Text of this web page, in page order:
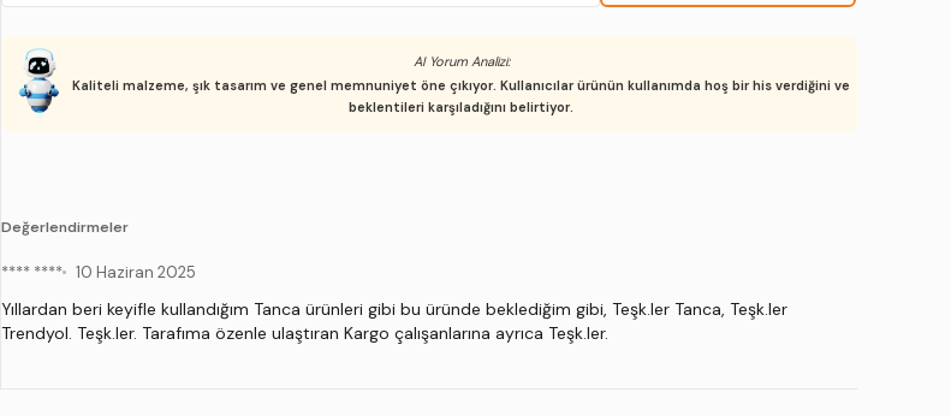
AI Yorum Analizi:
Kaliteli malzeme, şık tasarım ve genel memnuniyet öne çıkıyor. Kullanıcılar ürünün kullanımda hoş bir his verdiğini ve
beklentileri karşıladığını belirtiyor.
Değerlendirmeler
**** **** 10 Haziran 2025
Yıllardan beri keyifle kullandığım Tanca ürünleri gibi bu üründe beklediğim gibi, Teşk.ler Tanca, Teşk.ler
Trendyol. Teşk.ler. Tarafıma özenle ulaştıran Kargo çalışanlarına ayrıca Teşk.ler.